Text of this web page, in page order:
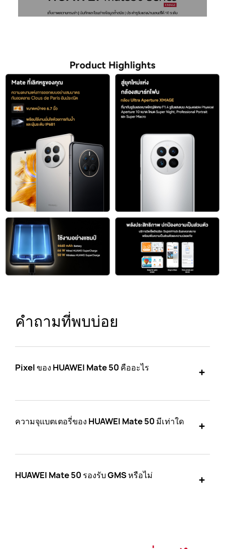
คำถามที่พบบ่อย
Pixel ของ HUAWEI Mate 50 คืออะไร
ความจุแบตเตอรี่ของ HUAWEI Mate 50 มีเท่าใด
HUAWEI Mate 50 รองรับ GMS หรือไม่